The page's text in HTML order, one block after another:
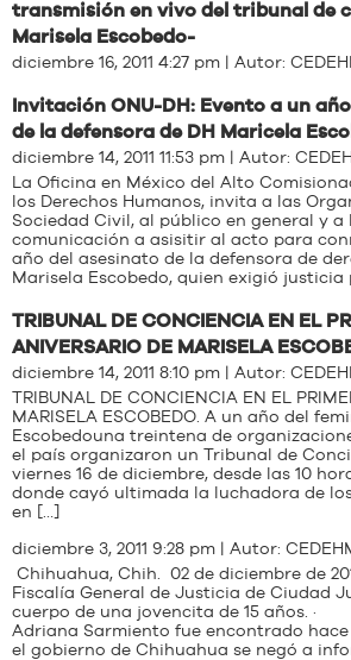
transmisión en vivo del tribunal de
Marisela Escobedo-
diciembre 16, 2011 4:27 pm | Autor:
Invitación ONU-DH: Evento a un
de la defensora de DH Maricela
diciembre 14, 2011 11:53 pm | Autor:
La Oficina en México del Alto
los Derechos Humanos, invita a las
Sociedad Civil, al público en general y a
comunicación a asisitir al acto para
año del asesinato de la defensora de
Marisela Escobedo, quien exigió justicia
TRIBUNAL DE CONCIENCIA EN EL
ANIVERSARIO DE MARISELA
diciembre 14, 2011 8:10 pm | Autor:
TRIBUNAL DE CONCIENCIA EN EL
MARISELA ESCOBEDO. A un año del
Escobedouna treintena de
el país organizaron un Tribunal de
viernes 16 de diciembre, desde las 10
donde cayó ultimada la luchadora de
en […]
diciembre 3, 2011 9:28 pm | Autor:
Chihuahua, Chih. 02 de diciembre de
Fiscalía General de Justicia de Ciudad
cuerpo de una jovencita de 15 años.
Adriana Sarmiento fue encontrado hace
el gobierno de Chihuahua se negó a